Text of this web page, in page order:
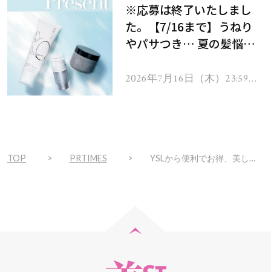
※応募は終了いたしまし
た。【7/16まで】うねり
やパサつき… 夏の髪悩み
ムを13名様にプレゼン
2026年7月16日（木）23:59ま
TOP PRTIMES YSLから便利でお得、美しくなるための新しい選択肢「スマート ビューティ サブスクリプション」が限定登場。サステナブルな選択に、毎回スペシャルなセットをお届け。